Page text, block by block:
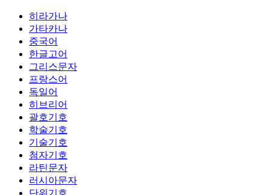
히라가나
가타카나
중국어
한글고어
그리스문자
프랑스어
독일어
히브리어
괄호기호
학술기호
기술기호
첨자기호
라틴문자
러시아문자